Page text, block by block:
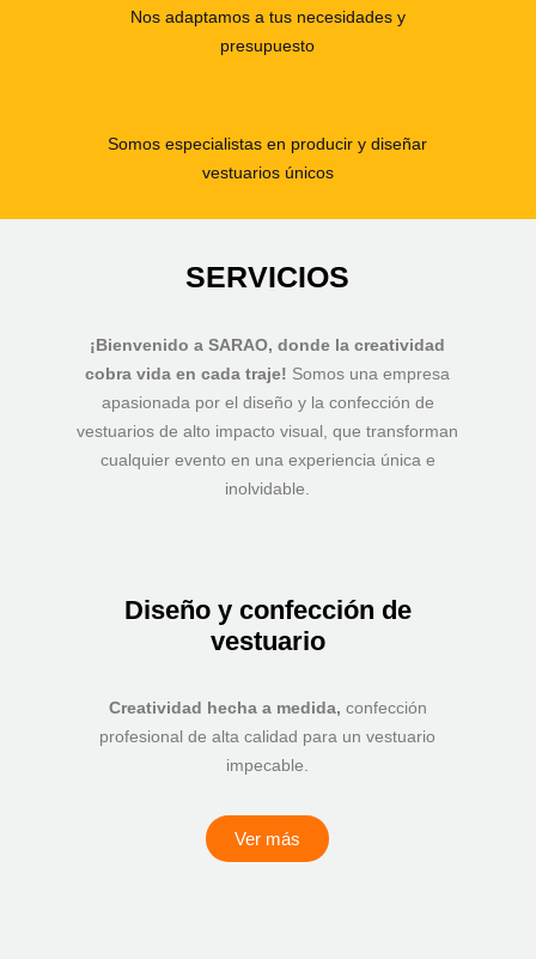
Nos adaptamos a tus necesidades y
presupuesto
Somos especialistas en producir y diseñar
vestuarios únicos
SERVICIOS
¡Bienvenido a SARAO, donde la creatividad
cobra vida en cada traje! Somos una empresa
apasionada por el diseño y la confección de
vestuarios de alto impacto visual, que transforman
cualquier evento en una experiencia única e
inolvidable.
Diseño y confección de
vestuario
Creatividad hecha a medida, confección
profesional de alta calidad para un vestuario
impecable.
Ver más